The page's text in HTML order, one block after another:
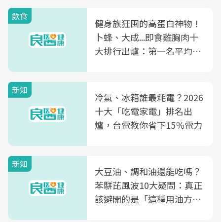
飲食
健身族狂囤的高蛋白神物！
卜蜂、大成...即食雞胸肉十
大排行出爐：第一名平均一
新知
冷氣、冰箱誰最耗電？2026
十大「吃電家電」排名出
爐，台電教你省下15％電力
新知
大豆油、調和油還能吃嗎？
苯駢芘風波10大疑問：真正
該避開的是「這種用油方